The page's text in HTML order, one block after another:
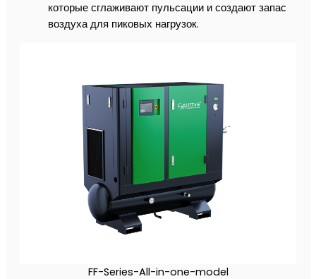
которые сглаживают пульсации и создают запас
воздуха для пиковых нагрузок.
FF-Series-All-in-one-model